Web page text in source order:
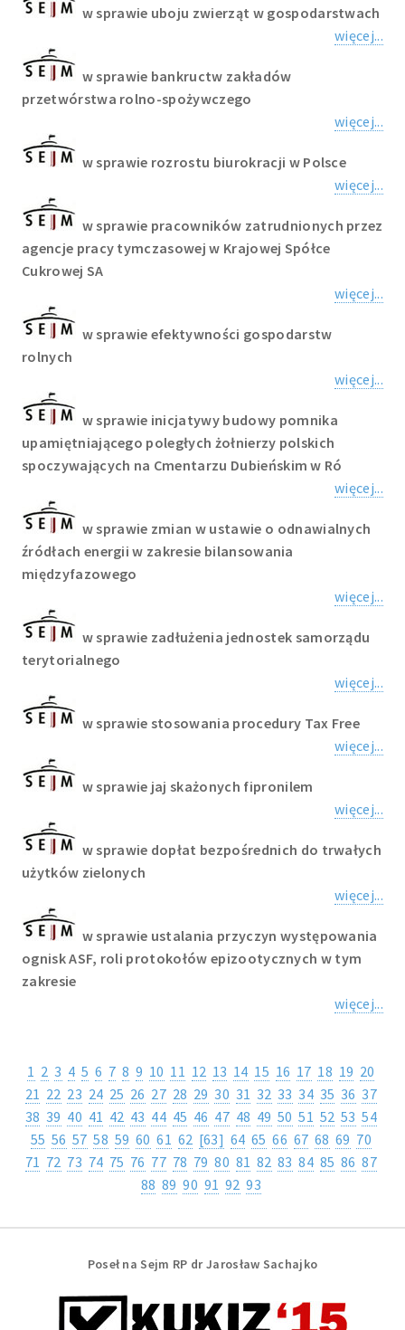
w sprawie uboju zwierząt w gospodarstwach
więcej...
w sprawie bankructw zakładów
przetwórstwa rolno-spożywczego
więcej...
w sprawie rozrostu biurokracji w Polsce
więcej...
w sprawie pracowników zatrudnionych przez
agencje pracy tymczasowej w Krajowej Spółce
Cukrowej SA
więcej...
w sprawie efektywności gospodarstw
rolnych
więcej...
w sprawie inicjatywy budowy pomnika
upamiętniającego poległych żołnierzy polskich
spoczywających na Cmentarzu Dubieńskim w Ró
więcej...
w sprawie zmian w ustawie o odnawialnych
źródłach energii w zakresie bilansowania
międzyfazowego
więcej...
w sprawie zadłużenia jednostek samorządu
terytorialnego
więcej...
w sprawie stosowania procedury Tax Free
więcej...
w sprawie jaj skażonych fipronilem
więcej...
w sprawie dopłat bezpośrednich do trwałych
użytków zielonych
więcej...
w sprawie ustalania przyczyn występowania
ognisk ASF, roli protokołów epizootycznych w tym
zakresie
więcej...
1 2 3 4 5 6 7 8 9 10 11 12 13 14 15 16 17 18 19 20
21 22 23 24 25 26 27 28 29 30 31 32 33 34 35 36 37
38 39 40 41 42 43 44 45 46 47 48 49 50 51 52 53 54
55 56 57 58 59 60 61 62 [63] 64 65 66 67 68 69 70
71 72 73 74 75 76 77 78 79 80 81 82 83 84 85 86 87
88 89 90 91 92 93
Poseł na Sejm RP dr Jarosław Sachajko